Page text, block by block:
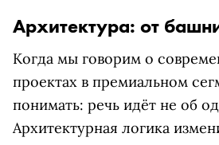
Архитектура: от
Когда мы говорим о
проектах в премиальном
понимать: речь идёт не об
Архитектурная логика